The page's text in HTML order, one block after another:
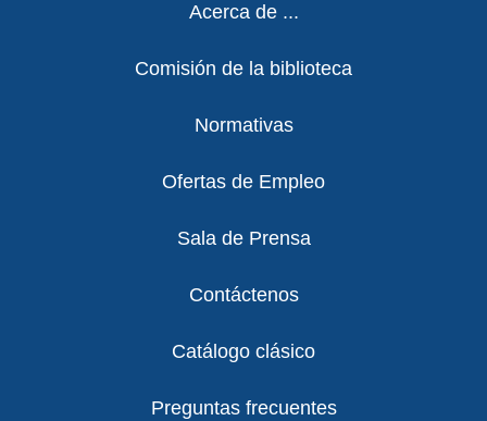
Acerca de ...
Comisión de la biblioteca
Normativas
Ofertas de Empleo
Sala de Prensa
Contáctenos
Catálogo clásico
Preguntas frecuentes